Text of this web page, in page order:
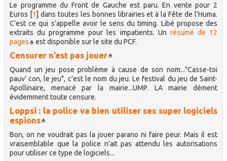
Le programme du Front de Gauche est paru. En vente pour 2
Euros [1] dans toutes les bonnes librairies et à la Fête de l’Huma.
C’est ce qui s’appelle avoir le sens du timing. Libé propose des
extraits du programme pour les impatients. Un résumé de 12
pages
est disponible sur le site du PCF.
Censurer n’est pas jouer
Quand un jeu pose problème à cause de son nom..."Casse-toi
pauv’ con, le jeu", c’est le nom du jeu. Le festival du jeu de Saint-
Apollinaire, menacé par la mairie...UMP. LA mairie dément
évidemment toute censure.
Loppsi : la police va bien utiliser ses super logiciels
espions
Bon, on ne voudrait pas la jouer parano ni faire peur. Mais il est
vraisemblable que la police n’ait pas attendu les autorisations
pour utiliser ce type de logiciels...